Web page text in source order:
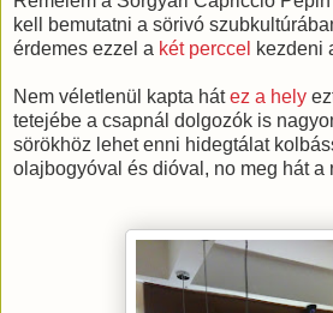
kell bemutatni a sörivó
érdemes ezzel a két perccel kezdeni
Nem véletlenül kapta hátez a hely
tetejébe a csapnál dolgozók is
sörökhöz lehet enni hidegtálat
olajbogyóval és dióval, no meg hát a